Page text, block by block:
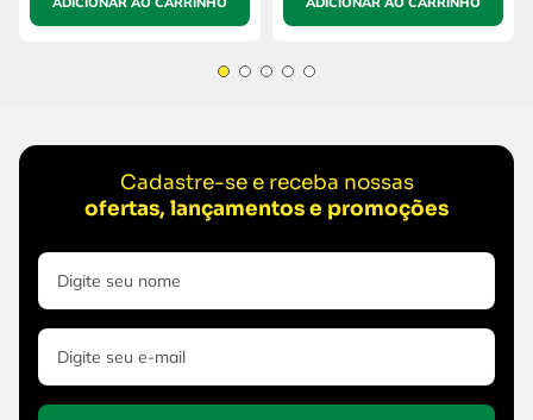
Cadastre-se e receba nossas
ofertas, lançamentos e promoções